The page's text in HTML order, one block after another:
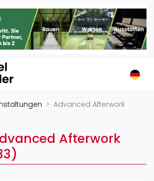
Advanced Afterwork
Afterwork